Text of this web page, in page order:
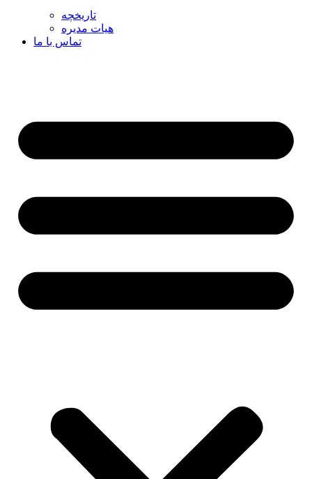
تاریخچه
هیات مدیره
تماس با ما